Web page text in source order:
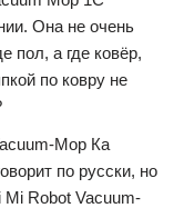
Она не очень
пол, а где ковёр,
по ковру не
Mop Ка
по русски, но
Robot Vacuum-